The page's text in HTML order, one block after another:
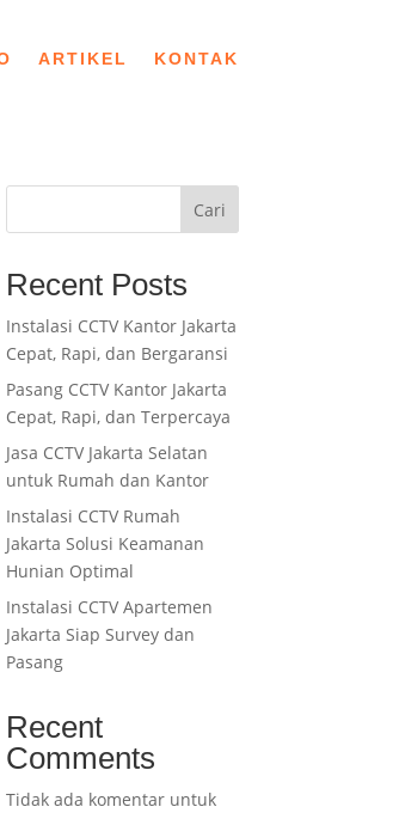
ARTIKEL KONTAK
Cari
Recent Posts
Instalasi CCTV Kantor Jakarta
Cepat, Rapi, dan Bergaransi
Pasang CCTV Kantor Jakarta
Cepat, Rapi, dan Terpercaya
Jasa CCTV Jakarta Selatan
untuk Rumah dan Kantor
Instalasi CCTV Rumah
Jakarta Solusi Keamanan
Hunian Optimal
Instalasi CCTV Apartemen
Jakarta Siap Survey dan
Pasang
Recent
Comments
Tidak ada komentar untuk